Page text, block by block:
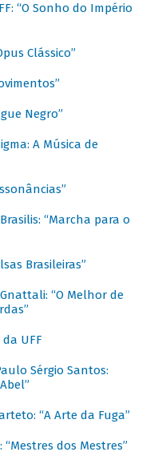
“O Sonho do Império
Clássico”
Negro”
A Música de
“Marcha para o
Brasileiras”
“O Melhor de
UFF
Sérgio Santos:
“A Arte da Fuga”
dos Mestres”